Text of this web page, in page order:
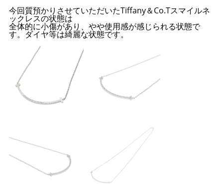
今回質預かりさせていただいたTiffany＆Co.Tスマイルネ
ックレスの状態は
全体的に小傷があり、やや使用感が感じられる状態で
す。ダイヤ等は綺麗な状態です。